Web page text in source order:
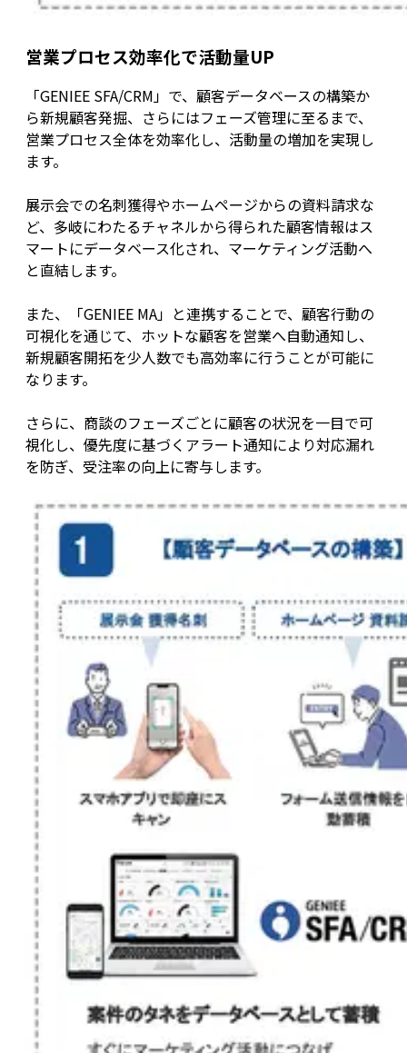
営業プロセス効率化で活動量UP
「GENIEE SFA/CRM」で、顧客データベースの構築か
ら新規顧客発掘、さらにはフェーズ管理に至るまで、
営業プロセス全体を効率化し、活動量の増加を実現し
ます。
展示会での名刺獲得やホームページからの資料請求な
ど、多岐にわたるチャネルから得られた顧客情報はス
マートにデータベース化され、マーケティング活動へ
と直結します。
また、「GENIEE MA」と連携することで、顧客行動の
可視化を通じて、ホットな顧客を営業へ自動通知し、
新規顧客開拓を少人数でも高効率に行うことが可能に
なります。
さらに、商談のフェーズごとに顧客の状況を一目で可
視化し、優先度に基づくアラート通知により対応漏れ
を防ぎ、受注率の向上に寄与します。